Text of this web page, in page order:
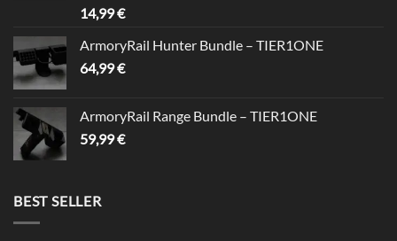
14,99€
ArmoryRail Hunter Bundle – TIER1ONE
64,99€
ArmoryRail Range Bundle – TIER1ONE
59,99€
BEST SELLER